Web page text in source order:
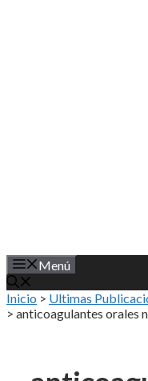
Menú
Inicio > Ultimas
> anticoagulantes orales